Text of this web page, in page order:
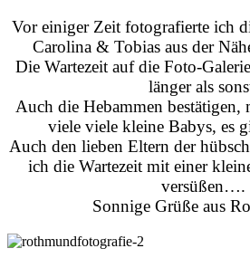
Vor einiger Zeit fotografierte ich
Carolina & Tobias aus der
Die Wartezeit auf die Foto-
länger als
Auch die Hebammen bestätigen,
viele viele kleine Babys, es
Auch den lieben Eltern der
ich die Wartezeit mit einer
versüßen….
Sonnige Grüße aus